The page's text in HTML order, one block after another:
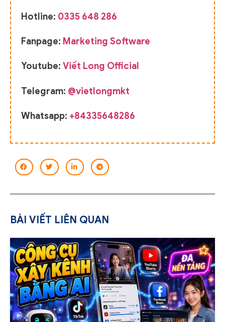
Hotline: 0335 648 286
Fanpage: Marketing Software
Youtube: Viết Long Official
Telegram: @vietlongmkt
Whatsapp: +84335648286
BÀI VIẾT LIÊN QUAN